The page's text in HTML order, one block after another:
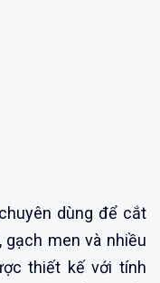
chuyên dùng để cắt
gạch men và nhiều
thiết kế với tính